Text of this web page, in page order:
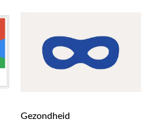
Gezondheid